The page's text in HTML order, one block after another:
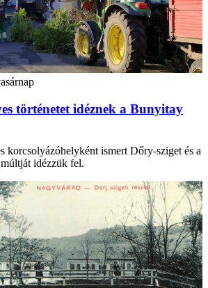
történetet idéznek a Bunyitay
korcsolyázóhelyként ismert Dőry-sziget és a
idézzük fel.